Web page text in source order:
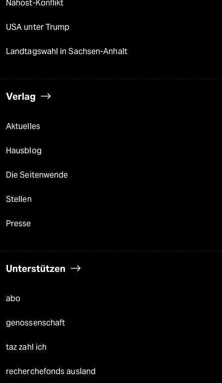
Nahost-Konflikt
USA unter Trump
Landtagswahl in Sachsen-Anhalt
Verlag
Aktuelles
Hausblog
Die Seitenwende
Stellen
Presse
Unterstützen
abo
genossenschaft
taz zahl ich
recherchefonds ausland